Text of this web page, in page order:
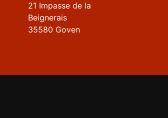
21 Impasse de la
Beignerais
35580 Goven